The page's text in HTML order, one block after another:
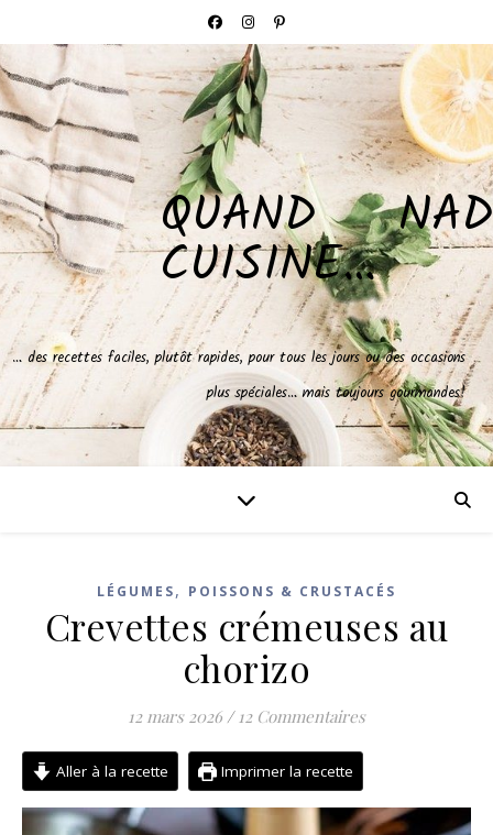
QUAND NAD
CUISINE…
… des recettes faciles, plutôt rapides, pour tous les jours ou des occasions
plus spéciales… mais toujours gourmandes!
LÉGUMES, POISSONS & CRUSTACÉS
Crevettes crémeuses au
chorizo
12 mars 2026 / 12 Commentaires
Aller à la recette Imprimer la recette